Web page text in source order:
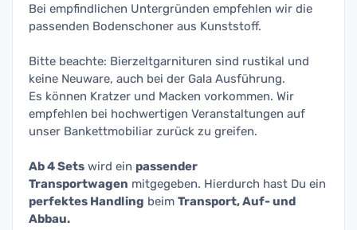
Bei empfindlichen Untergründen empfehlen wir die
passenden Bodenschoner aus Kunststoff.
Bitte beachte: Bierzeltgarnituren sind rustikal und
keine Neuware, auch bei der Gala Ausführung.
Es können Kratzer und Macken vorkommen. Wir
empfehlen bei hochwertigen Veranstaltungen auf
unser Bankettmobiliar zurück zu greifen.
Ab 4 Sets wird ein passender
Transportwagen mitgegeben. Hierdurch hast Du ein
perfektes Handling beim Transport, Auf- und
Abbau.